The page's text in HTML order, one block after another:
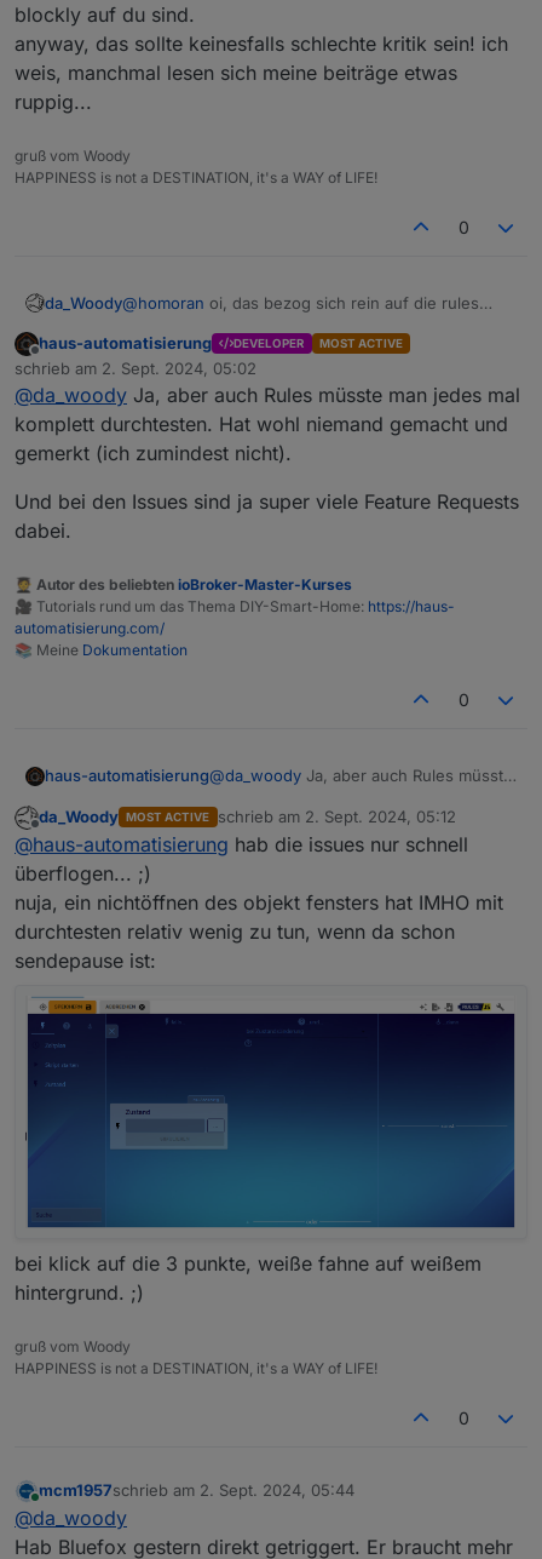
blockly auf du sind.
anyway, das sollte keinesfalls schlechte kritik sein! ich
weis, manchmal lesen sich meine beiträge etwas
ruppig...
gruß vom Woody
HAPPINESS is not a DESTINATION, it's a WAY of LIFE!
0
da_Woody@homoran oi, das bezog sich rein auf die rules
ohren.
start: 27.02.2021
https://forum.iobroker.net/topic/42725/test-
javascript-adapter-5-0-7-rules
letzter beitrag: 11. Dez. 2022
es gab auch einen 2. beitrag, den finde ich im
farbgestaltung angesprochen.
latest user alles mit! keine issues?
rules.
ich denke, es liegt daran, weil kein brimborium
gemacht wurde bei einführung und viele sich damit
noch gar nicht beschäftigt haben. sei es, weil sie
mit js, oder blockly auf du sind.
anyway, das sollte keinesfalls schlechte kritik sein!
ich weis, manchmal lesen sich meine beiträge etwas
Offline
haus-automatisierung DEVELOPER MOST ACTIVE
schrieb am 2. Sept. 2024, 05:02
zuletzt editiert von
@da_woody Ja, aber auch Rules müsste man jedes mal
komplett durchtesten. Hat wohl niemand gemacht und
gemerkt (ich zumindest nicht).
Und bei den Issues sind ja super viele Feature Requests
dabei.
🧑‍🎓 Autor des beliebten ioBroker-Master-Kurses
🎥 Tutorials rund um das Thema DIY-Smart-Home: https://haus-
automatisierung.com/
📚 Meine Dokumentation
0
haus-automatisierung@da_woody Ja, aber auch Rules müsste
wohl niemand gemacht und gemerkt (ich
zumindest nicht).
Und bei den Issues sind ja super viele
Feature Requests dabei.
Offline
da_Woody MOST ACTIVE schrieb am 2. Sept. 2024, 05:12
zuletzt editiert von
@haus-automatisierung hab die issues nur schnell
überflogen... ;)
nuja, ein nichtöffnen des objekt fensters hat IMHO mit
durchtesten relativ wenig zu tun, wenn da schon
sendepause ist:
bei klick auf die 3 punkte, weiße fahne auf weißem
hintergrund. ;)
gruß vom Woody
HAPPINESS is not a DESTINATION, it's a WAY of LIFE!
0
Online
mcm1957schrieb am 2. Sept. 2024, 05:44
zuletzt editiert von
@da_woody
Hab Bluefox gestern direkt getriggert. Er braucht mehr